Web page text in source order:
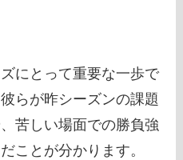
にとって重要な一歩で
らが昨シーズンの課題
苦しい場面での勝負強
ことが分かります。